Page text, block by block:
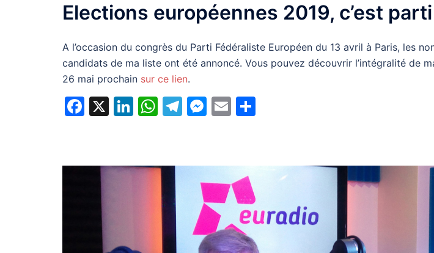
Elections européennes 2019, c’est
A l’occasion du congrès du Parti Fédéraliste Européen du 13 avril à Paris, les
candidats de ma liste ont été annoncé. Vous pouvez découvrir l’intégralité de
26 mai prochain sur ce lien.
Facebook
X LinkedIn
WhatsApp
Telegram
Messenger
Email